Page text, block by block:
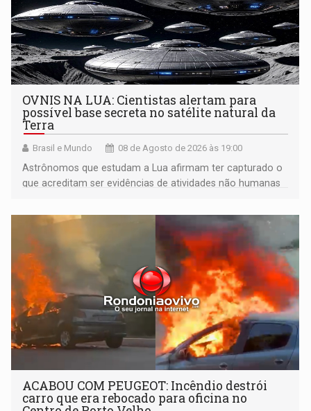
OVNIS NA LUA: Cientistas alertam para
possível base secreta no satélite natural da
Terra
Brasil e Mundo 08 de Agosto de 2026 às 19:00
Astrônomos que estudam a Lua afirmam ter capturado o
que acreditam ser evidências de atividades não humanas
órbita
ACABOU COM PEUGEOT: Incêndio destrói
carro que era rebocado para oficina no